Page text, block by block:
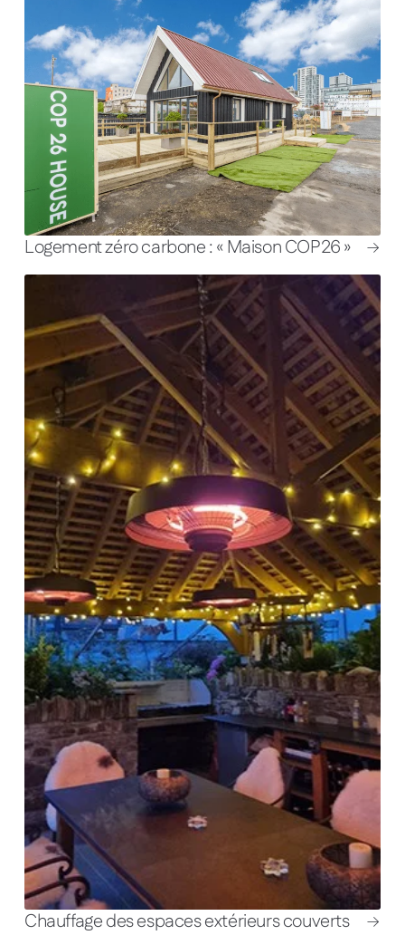
Logement zéro carbone : « Maison COP26 »
Chauffage des espaces extérieurs couverts